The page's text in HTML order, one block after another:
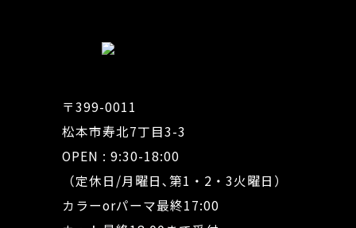
〒399-0011
松本市寿北7丁目3-3
OPEN : 9:30-18:00
（定休日/月曜日､第1・2・3火曜日）
カラーorパーマ最終17:00